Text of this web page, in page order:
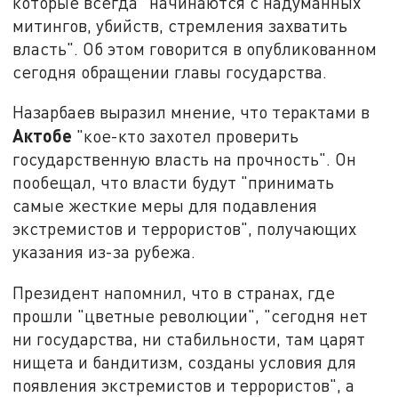
митингов, убийств, стремления захватить
власть". Об этом говорится в опубликованном
сегодня обращении главы государства.
Назарбаев выразил мнение, что терактами в
Актобе "кое-кто захотел проверить
государственную власть на прочность". Он
пообещал, что власти будут "принимать
самые жесткие меры для подавления
экстремистов и террористов", получающих
указания из-за рубежа.
Президент напомнил, что в странах, где
прошли "цветные революции", "сегодня нет
ни государства, ни стабильности, там царят
нищета и бандитизм, созданы условия для
появления экстремистов и террористов", а